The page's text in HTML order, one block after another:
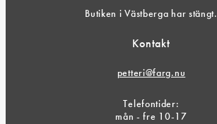
Butiken i Västberga har stängt.
Kontakt
petteri@farg.nu
Telefontider:
mån - fre 10-17